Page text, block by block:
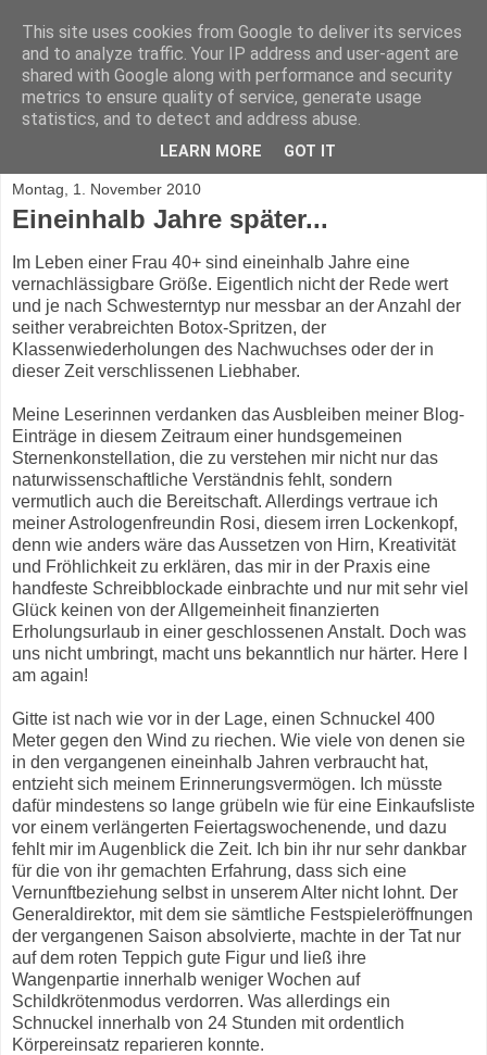
Mascha Bronsky
Unglaubliches aus dem Leben von Mascha Bronsky, einer
Frau 40+
Montag, 1. November 2010
Eineinhalb Jahre später...
Im Leben einer Frau 40+ sind eineinhalb Jahre eine
vernachlässigbare Größe. Eigentlich nicht der Rede wert
und je nach Schwesterntyp nur messbar an der Anzahl der
seither verabreichten Botox-Spritzen, der
Klassenwiederholungen des Nachwuchses oder der in
dieser Zeit verschlissenen Liebhaber.
Meine Leserinnen verdanken das Ausbleiben meiner Blog-
Einträge in diesem Zeitraum einer hundsgemeinen
Sternenkonstellation, die zu verstehen mir nicht nur das
naturwissenschaftliche Verständnis fehlt, sondern
vermutlich auch die Bereitschaft. Allerdings vertraue ich
meiner Astrologenfreundin Rosi, diesem irren Lockenkopf,
denn wie anders wäre das Aussetzen von Hirn, Kreativität
und Fröhlichkeit zu erklären, das mir in der Praxis eine
handfeste Schreibblockade einbrachte und nur mit sehr viel
Glück keinen von der Allgemeinheit finanzierten
Erholungsurlaub in einer geschlossenen Anstalt. Doch was
uns nicht umbringt, macht uns bekanntlich nur härter. Here I
am again!
Gitte ist nach wie vor in der Lage, einen Schnuckel 400
Meter gegen den Wind zu riechen. Wie viele von denen sie
in den vergangenen eineinhalb Jahren verbraucht hat,
entzieht sich meinem Erinnerungsvermögen. Ich müsste
dafür mindestens so lange grübeln wie für eine Einkaufsliste
vor einem verlängerten Feiertagswochenende, und dazu
fehlt mir im Augenblick die Zeit. Ich bin ihr nur sehr dankbar
für die von ihr gemachten Erfahrung, dass sich eine
Vernunftbeziehung selbst in unserem Alter nicht lohnt. Der
Generaldirektor, mit dem sie sämtliche Festspieleröffnungen
der vergangenen Saison absolvierte, machte in der Tat nur
auf dem roten Teppich gute Figur und ließ ihre
Wangenpartie innerhalb weniger Wochen auf
Schildkrötenmodus verdorren. Was allerdings ein
Schnuckel innerhalb von 24 Stunden mit ordentlich
Körpereinsatz reparieren konnte.
This site uses cookies from Google to deliver its services
and to analyze traffic. Your IP address and user-agent are
shared with Google along with performance and security
metrics to ensure quality of service, generate usage
statistics, and to detect and address abuse.
LEARN MORE GOT IT